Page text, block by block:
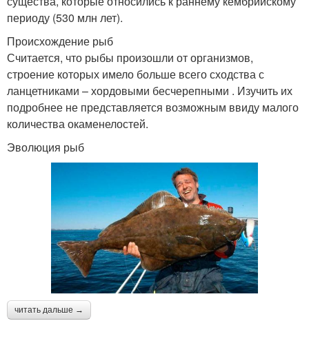
периоду (530 млн лет).
Происхождение рыб
Считается, что рыбы произошли от организмов,
строение которых имело больше всего сходства с
ланцетниками – хордовыми бесчерепными . Изучить их
подробнее не представляется возможным ввиду малого
количества окаменелостей.
Эволюция рыб
читать дальше →